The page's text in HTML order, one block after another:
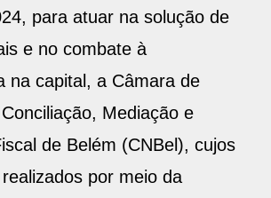
para atuar na solução de
e no combate à
na capital, a Câmara de
Mediação e
de Belém (CNBel), cujos
por meio da